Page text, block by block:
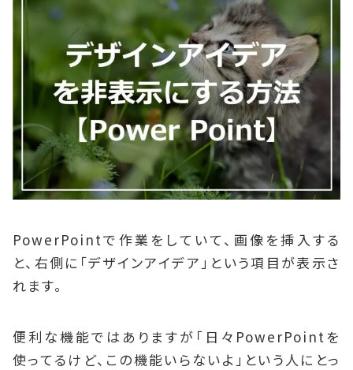
PowerPointで作業をしていて、画像を挿入する
と、右側に「デザインアイデア」という項目が表示さ
れます。
便利な機能ではありますが「日々PowerPointを
使ってるけど、この機能いらないよ」という人にとっ